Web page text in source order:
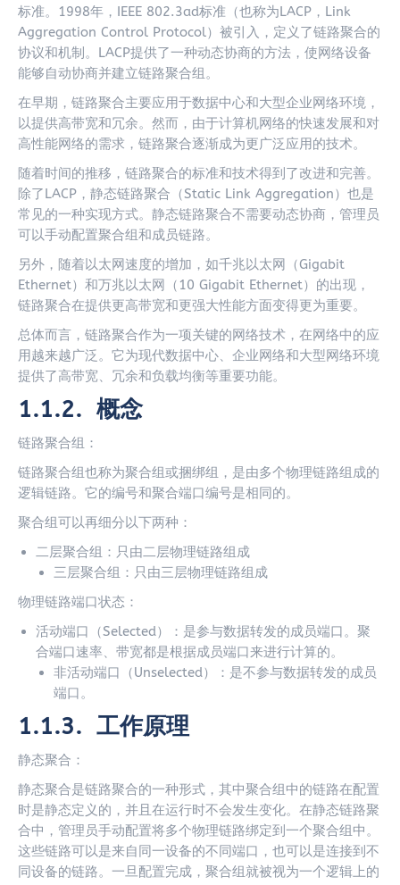
标准。1998年，IEEE 802.3ad标准（也称为LACP，Link
Aggregation Control Protocol）被引入，定义了链路聚合的
协议和机制。LACP提供了一种动态协商的方法，使网络设备
能够自动协商并建立链路聚合组。
在早期，链路聚合主要应用于数据中心和大型企业网络环境，
以提供高带宽和冗余。然而，由于计算机网络的快速发展和对
高性能网络的需求，链路聚合逐渐成为更广泛应用的技术。
随着时间的推移，链路聚合的标准和技术得到了改进和完善。
除了LACP，静态链路聚合（Static Link Aggregation）也是
常见的一种实现方式。静态链路聚合不需要动态协商，管理员
可以手动配置聚合组和成员链路。
另外，随着以太网速度的增加，如千兆以太网（Gigabit
Ethernet）和万兆以太网（10 Gigabit Ethernet）的出现，
链路聚合在提供更高带宽和更强大性能方面变得更为重要。
总体而言，链路聚合作为一项关键的网络技术，在网络中的应
用越来越广泛。它为现代数据中心、企业网络和大型网络环境
提供了高带宽、冗余和负载均衡等重要功能。
1.1.2. 概念
链路聚合组：
链路聚合组也称为聚合组或捆绑组，是由多个物理链路组成的
逻辑链路。它的编号和聚合端口编号是相同的。
聚合组可以再细分以下两种：
二层聚合组：只由二层物理链路组成
三层聚合组：只由三层物理链路组成
物理链路端口状态：
活动端口（Selected）：是参与数据转发的成员端口。聚
合端口速率、带宽都是根据成员端口来进行计算的。
非活动端口（Unselected）：是不参与数据转发的成员
端口。
1.1.3. 工作原理
静态聚合：
静态聚合是链路聚合的一种形式，其中聚合组中的链路在配置
时是静态定义的，并且在运行时不会发生变化。在静态链路聚
合中，管理员手动配置将多个物理链路绑定到一个聚合组中。
这些链路可以是来自同一设备的不同端口，也可以是连接到不
同设备的链路。一旦配置完成，聚合组就被视为一个逻辑上的